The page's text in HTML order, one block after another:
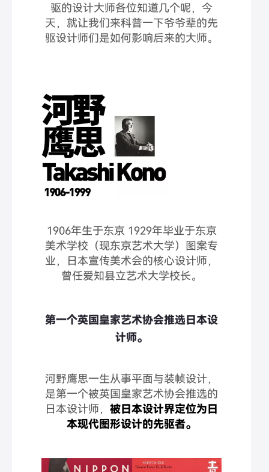
驱的设计大师各位知道几个呢，今
天，就让我们来科普一下爷爷辈的先
驱设计师们是如何影响后来的大师。
1906年生于东京 1929年毕业于东京
美术学校（现东京艺术大学）图案专
业，日本宣传美术会的核心设计师，
曾任爱知县立艺术大学校长。
第一个英国皇家艺术协会推选日本设
计师。
河野鹰思一生从事平面与装帧设计，
是第一个被英国皇家艺术协会推选的
日本设计师， 被日本设计界定位为日
本现代图形设计的先驱者。